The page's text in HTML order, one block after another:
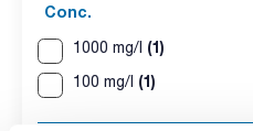
Conc.
1000 mg/l (1)
100 mg/l (1)